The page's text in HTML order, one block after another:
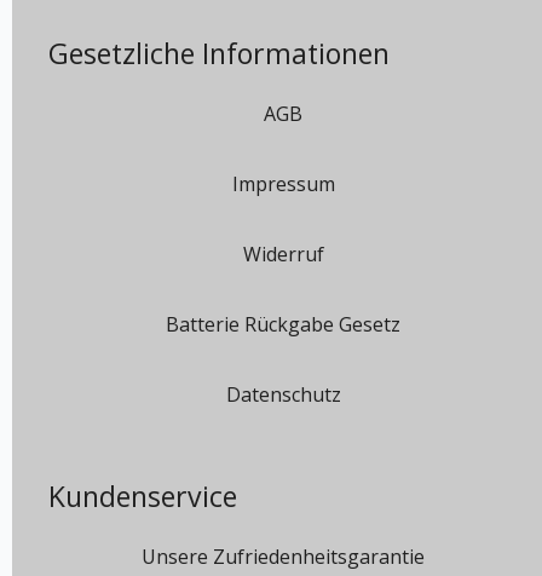
Gesetzliche Informationen
AGB
Impressum
Widerruf
Batterie Rückgabe Gesetz
Datenschutz
Kundenservice
Unsere Zufriedenheitsgarantie